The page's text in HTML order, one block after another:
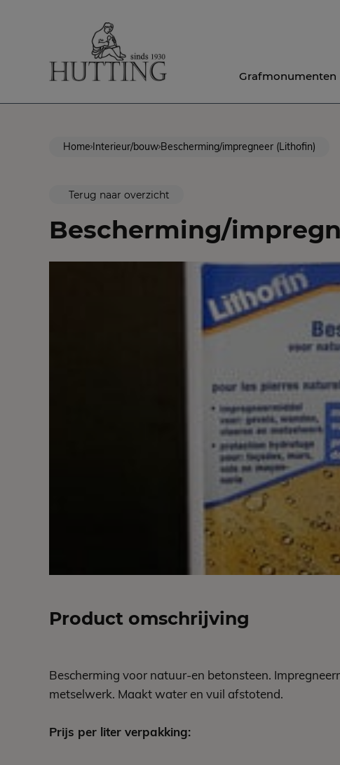
Grafmonumenten
Home Interieur/bouw Bescherming/impregneer (Lithofin)
Terug naar overzicht
Bescherming/
Product omschrijving
Bescherming voor natuur-en betonsteen.
metselwerk. Maakt water en vuil afstotend.
Prijs per liter verpakking: